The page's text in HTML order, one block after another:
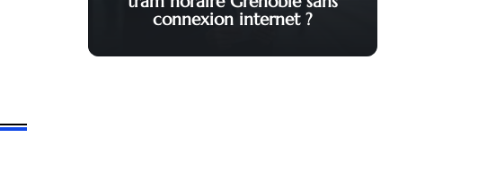
connexion internet ?